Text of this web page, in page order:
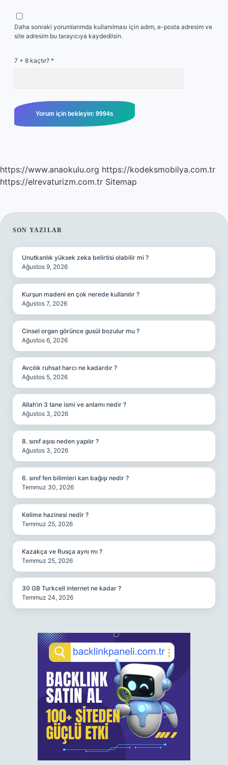
Daha sonraki yorumlarımda kullanılması için adım, e-posta adresim ve
site adresim bu tarayıcıya kaydedilsin.
7 + 8 kaçtır? *
https://www.anaokulu.org https://kodeksmobilya.com.tr
https://elrevaturizm.com.tr Sitemap
SIDEBAR
SON YAZILAR
Unutkanlık yüksek zeka belirtisi olabilir mi ?
Ağustos 9, 2026
Kurşun madeni en çok nerede kullanılır ?
Ağustos 7, 2026
Cinsel organ görünce gusül bozulur mu ?
Ağustos 6, 2026
Avcılık ruhsat harcı ne kadardır ?
Ağustos 5, 2026
Allah’ın 3 tane ismi ve anlamı nedir ?
Ağustos 3, 2026
8. sınıf aşısı neden yapılır ?
Ağustos 3, 2026
6. sınıf fen bilimleri kan bağışı nedir ?
Temmuz 30, 2026
Kelime hazinesi nedir ?
Temmuz 25, 2026
Kazakça ve Rusça aynı mı ?
Temmuz 25, 2026
30 GB Turkcell internet ne kadar ?
Temmuz 24, 2026